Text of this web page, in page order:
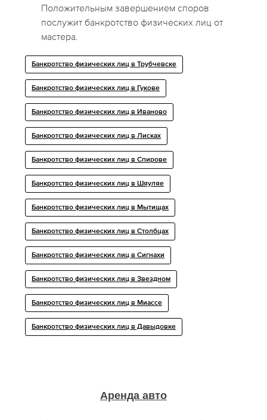
Положительным завершением споров
послужит банкротство физических лиц от
мастера.
Банкротство физических лиц в Трубчевске
Банкротство физических лиц в Гукове
Банкротство физических лиц в Иваново
Банкротство физических лиц в Лисках
Банкротство физических лиц в Спирове
Банкротство физических лиц в Шяуляе
Банкротство физических лиц в Мытищах
Банкротство физических лиц в Столбцах
Банкротство физических лиц в Сигнахи
Банкротство физических лиц в Звездном
Банкротство физических лиц в Миассе
Банкротство физических лиц в Давыдовке
Аренда авто